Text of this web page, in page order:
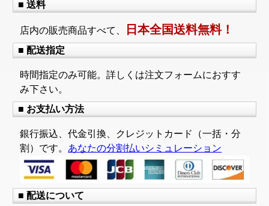
■ 送料
店内の販売商品すべて、 日本全国送料無料！
■ 配送指定
時間指定のみ可能。詳しくは注文フォームにおすす
み下さい。
■ お支払い方法
銀行振込、代金引換、クレジットカード（一括・分
割）です。 あなたの分割払いシミュレーション
■ 配送について